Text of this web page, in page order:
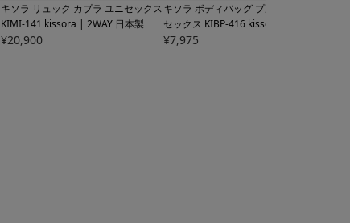
キソラ リュック カプラ ユニセックス
KIMI-141 kissora | 2WAY 日本製
¥20,900
キソラ ボディバッグ プルーニャ ユニ
セックス KIBP-416 kissora | 日本製
¥7,975